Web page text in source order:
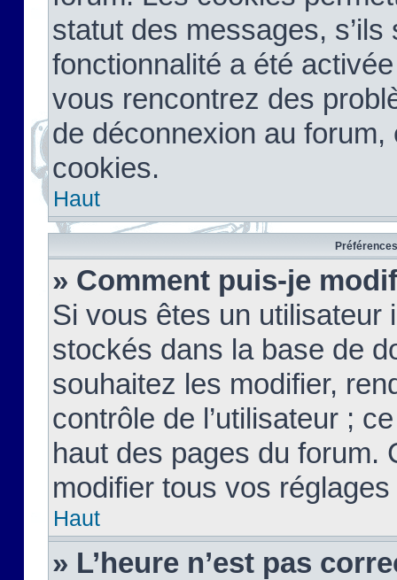
statut des messages,
fonctionnalité a été
vous rencontrez des
de déconnexion au
cookies.
Haut
» Comment puis-je
Si vous êtes un
stockés dans la base de
souhaitez les modifier,
contrôle de l’utilisateur ;
haut des pages du forum.
modifier tous vos
Haut
» L’heure n’est pas